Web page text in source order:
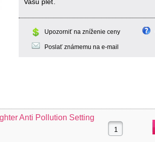
Upozorniť na zníženie ceny
Poslať známemu na e-mail
Anti Pollution Setting